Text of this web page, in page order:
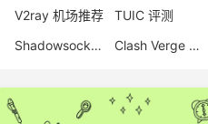
V2ray 机场推荐
TUIC 评测
Shadowsocks 机场
Clash Verge 官网地址